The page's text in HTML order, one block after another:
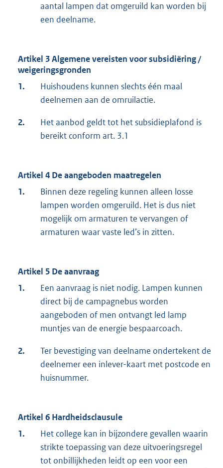
aantal lampen dat omgeruild kan worden bij
een deelname.
Artikel 3 Algemene vereisten voor subsidiëring /
weigeringsgronden
1.
Huishoudens kunnen slechts één maal
deelnemen aan de omruilactie.
2.
Het aanbod geldt tot het subsidieplafond is
bereikt conform art. 3.1
Artikel 4 De aangeboden maatregelen
1.
Binnen deze regeling kunnen alleen losse
lampen worden omgeruild. Het is dus niet
mogelijk om armaturen te vervangen of
armaturen waar vaste led’s in zitten.
Artikel 5 De aanvraag
1.
Een aanvraag is niet nodig. Lampen kunnen
direct bij de campagnebus worden
aangeboden of men ontvangt led lamp
muntjes van de energie bespaarcoach.
2.
Ter bevestiging van deelname ondertekent de
deelnemer een inlever-kaart met postcode en
huisnummer.
Artikel 6 Hardheidsclausule
1.
Het college kan in bijzondere gevallen waarin
strikte toepassing van deze uitvoeringsregel
tot onbillijkheden leidt op een voor een